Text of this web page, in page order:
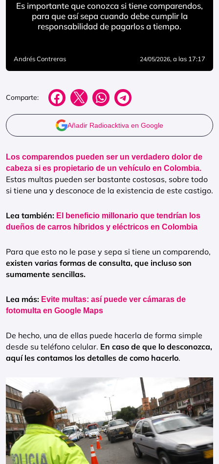
Es importante que conozca si tiene comparendos,
para que así sepa cuando debe cumplir la
responsabilidad de pagarlos a tiempo.
Andrés Contreras 24/05/2026, a las 17:17
Comparte:
Añadir Radioacktiva en Google
Los comparendos pueden ser un verdadero dolor de
cabeza si es propietario de un vehículo en Colombia.
Estas multas pueden ser bastante costosas, sobre todo
si tiene una y desconoce de la existencia de este castigo.
Lea también: El beneficio millonario que tendrían los
dueños de carros híbridos y eléctricos en Colombia
Para que esto no le pase y sepa si tiene un comparendo,
existen varias formas de consulta, que incluso son
sumamente sencillas.
Lea más: Evite multas: así puede ver cámaras de
fotomulta en Google Maps
De hecho, una de ellas puede hacerla de forma simple
desde su teléfono celular. En caso de que lo desconozca,
aquí les contamos los detalles de como hacerlo.